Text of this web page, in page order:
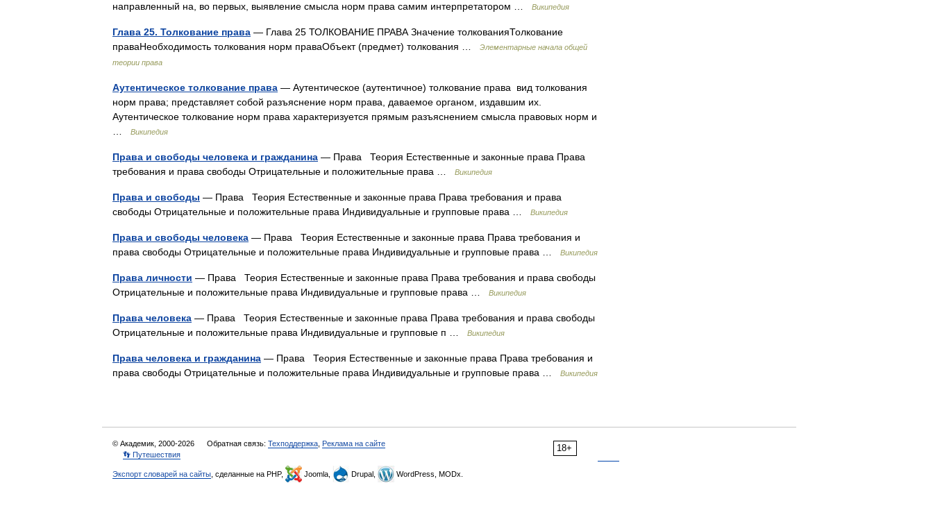
направленный на, во первых, выявление смысла норм права самим интерпретатором …
Википедия
Глава 25. Толкование права — Глава 25 ТОЛКОВАНИЕ ПРАВА Значение толкованияТолкование
праваНеобходимость толкования норм праваОбъект (предмет) толкования …
Элементарные начала общей
теории права
Аутентическое толкование права — Аутентическое (аутентичное) толкование права вид толкования
норм права; представляет собой разъяснение норм права, даваемое органом, издавшим их.
Аутентическое толкование норм права характеризуется прямым разъяснением смысла правовых норм и
Википедия
Права и свободы человека и гражданина — Права Теория Естественные и законные права Права
требования и права свободы Отрицательные и положительные права …
Википедия
Права и свободы — Права Теория Естественные и законные права Права требования и права
свободы Отрицательные и положительные права Индивидуальные и групповые права …
Википедия
Права и свободы человека — Права Теория Естественные и законные права Права требования и
права свободы Отрицательные и положительные права Индивидуальные и групповые права …
Википедия
Права личности — Права Теория Естественные и законные права Права требования и права свободы
Отрицательные и положительные права Индивидуальные и групповые права …
Википедия
Права человека — Права Теория Естественные и законные права Права требования и права свободы
Отрицательные и положительные права Индивидуальные и групповые п …
Википедия
Права человека и гражданина — Права Теория Естественные и законные права Права требования и
права свободы Отрицательные и положительные права Индивидуальные и групповые права …
Википедия
18+
© Академик, 2000-2026 Обратная связь: Техподдержка Реклама на сайте
👣 Путешествия
Экспорт словарей на сайты , сделанные на PHP, Joomla, Drupal, WordPress, MODx.